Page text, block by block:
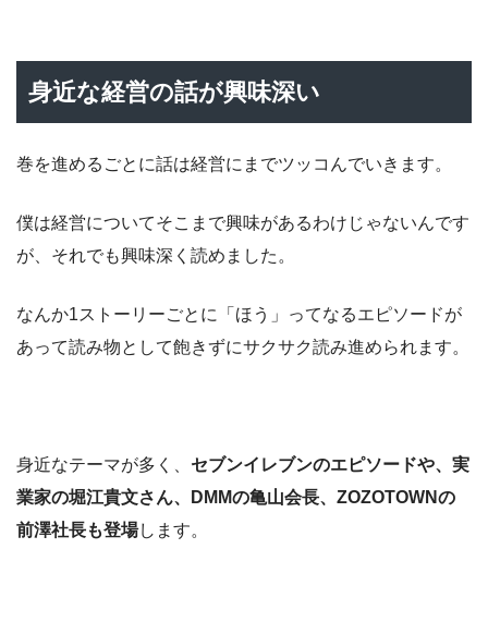
身近な経営の話が興味深い
巻を進めるごとに話は経営にまでツッコんでいきます。
僕は経営についてそこまで興味があるわけじゃないんです
が、それでも興味深く読めました。
なんか1ストーリーごとに「ほう」ってなるエピソードが
あって読み物として飽きずにサクサク読み進められます。
身近なテーマが多く、 セブンイレブンのエピソードや、実
業家の堀江貴文さん、DMMの亀山会長、ZOZOTOWNの
前澤社長も登場します。